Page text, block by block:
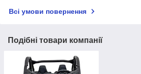
Всі умови повернення
Подібні товари компанії